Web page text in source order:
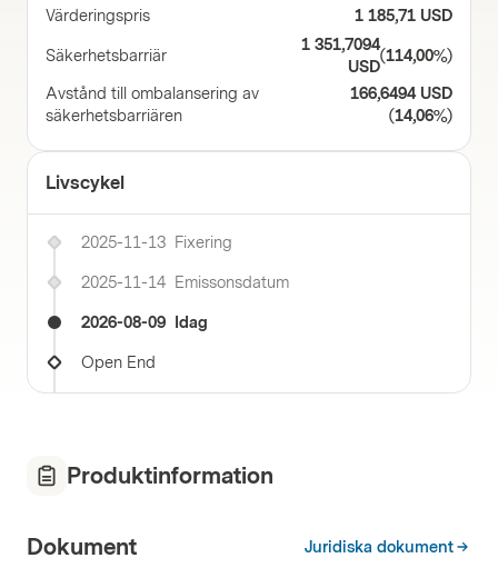
Värderingspris 1 185,71 USD
Säkerhetsbarriär
1 351,7094
USD
(114,00%)
Avstånd till ombalansering av
säkerhetsbarriären
166,6494 USD
(14,06%)
Livscykel
2025-11-13 Fixering
2025-11-14 Emissonsdatum
2026-08-09 Idag
Open End
Produktinformation
Dokument Juridiska dokument